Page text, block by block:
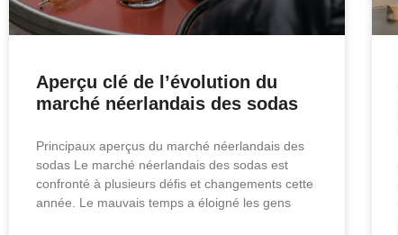
Aperçu clé de l’évolution du
marché néerlandais des sodas
Principaux aperçus du marché néerlandais des
sodas Le marché néerlandais des sodas est
confronté à plusieurs défis et changements cette
année. Le mauvais temps a éloigné les gens